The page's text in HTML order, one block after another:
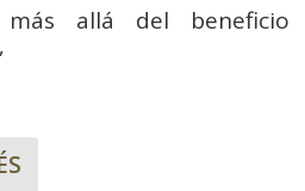
más allá del beneficio